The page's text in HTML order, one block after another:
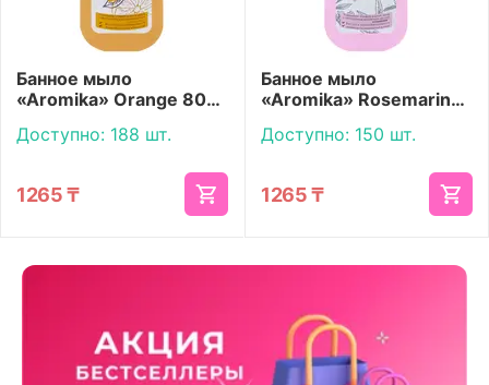
Банное мыло
«Aromika» Orange 800
Доступно: 188 шт.
1265 ₸
Банное мыло
«Aromika» Rosemarinus
Доступно: 150 шт.
1265 ₸